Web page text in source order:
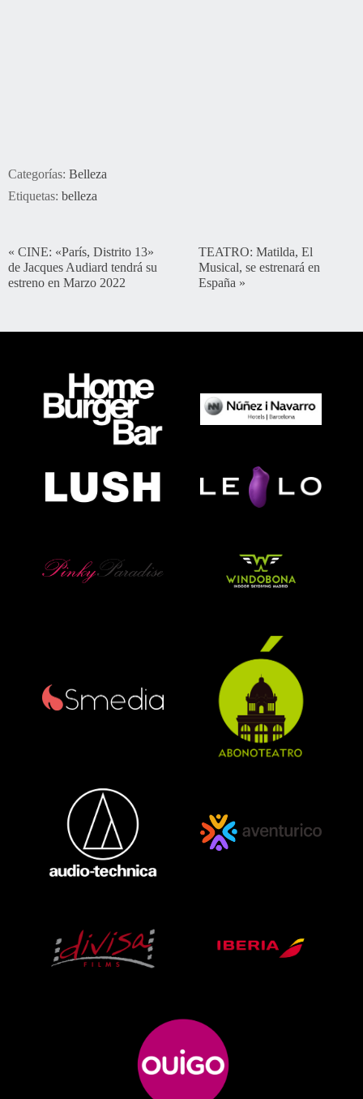
Categorías: Belleza
Etiquetas: belleza
« CINE: «París, Distrito 13»
de Jacques Audiard tendrá su
estreno en Marzo 2022
TEATRO: Matilda, El
Musical, se estrenará en
España »